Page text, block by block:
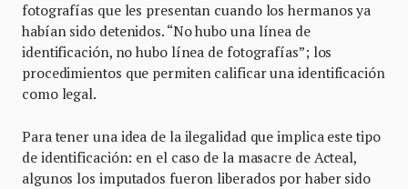
fotografías que les presentan cuando los hermanos ya
habían sido detenidos. “No hubo una línea de
identificación, no hubo línea de fotografías”; los
procedimientos que permiten calificar una identificación
como legal.
Para tener una idea de la ilegalidad que implica este tipo
de identificación: en el caso de la masacre de Acteal,
algunos los imputados fueron liberados por haber sido